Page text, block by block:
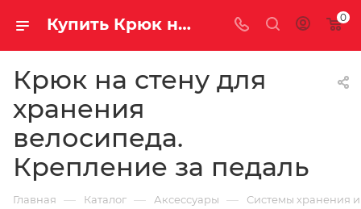
Купить Крюк на стену для хранения велосипеда. Крепление за педаль за рублей, а со скидкой 0
Крюк на стену для
хранения
велосипеда.
Крепление за педаль
Главная — Каталог — Аксессуары — Системы хранения